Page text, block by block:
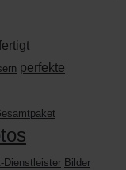
perfekte
Dienstleister Bilder